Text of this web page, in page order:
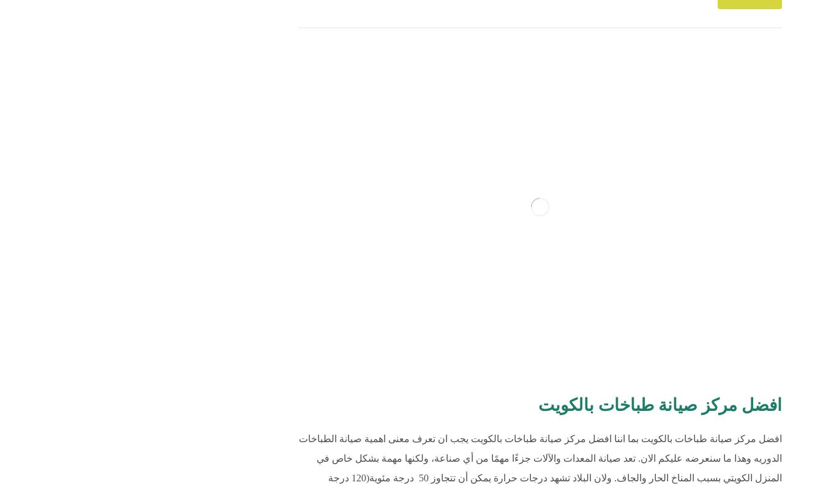
افضل مركز صيانة طباخات بالكويت
افضل مركز صيانة طباخات بالكويت بما اننا افضل مركز صيانة طباخات بالكويت يجب ان تعرف معنى اهمية صيانة الطباخات
الدوريه وهذا ما سنعرضه عليكم الان. تعد صيانة المعدات والآلات جزءًا مهمًا من أي صناعة، ولكنها مهمة بشكل خاص في
المنزل الكويتي بسبب المناخ الحار والجاف. ولان البلاد تشهد درجات حرارة يمكن أن تتجاوز 50 درجة مئوية(120 درجة